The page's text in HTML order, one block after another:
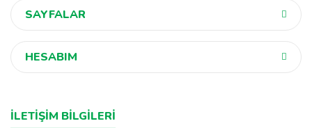
SAYFALAR
HESABIM
İLETİŞİM BİLGİLERİ